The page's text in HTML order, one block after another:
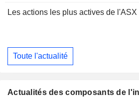
Les actions les plus actives de l'ASX
Toute l'actualité
Actualités des composants de